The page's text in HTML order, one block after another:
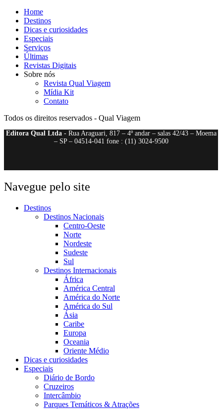
Home
Destinos
Dicas e curiosidades
Especiais
Serviços
Últimas
Revistas Digitais
Sobre nós
Revista Qual Viagem
Mídia Kit
Contato
Todos os direitos reservados - Qual Viagem
Editora Qual Ltda- Rua Araguari, 817 – 4º andar – salas 42/43 – Moema
– SP – 04514-041 fone : (11) 3024-9500
Navegue pelo site
Destinos
Destinos Nacionais
Centro-Oeste
Norte
Nordeste
Sudeste
Sul
Destinos Internacionais
África
América Central
América do Norte
América do Sul
Ásia
Caribe
Europa
Oceania
Oriente Médio
Dicas e curiosidades
Especiais
Diário de Bordo
Cruzeiros
Intercâmbio
Parques Temáticos & Atrações